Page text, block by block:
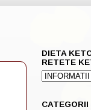
DIETA
RETETE